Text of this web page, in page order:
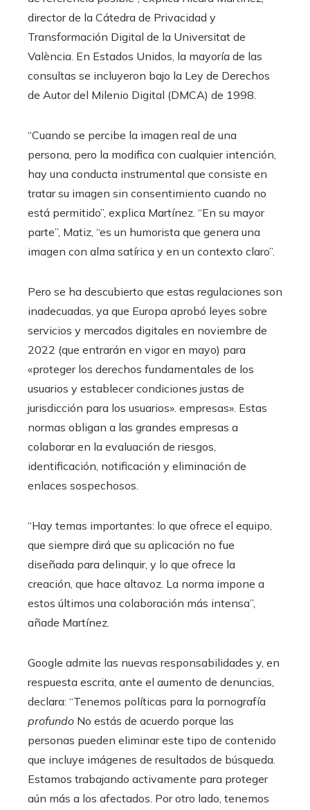
director de la Cátedra de Privacidad y
Transformación Digital de la Universitat de
València. En Estados Unidos, la mayoría de las
consultas se incluyeron bajo la Ley de Derechos
de Autor del Milenio Digital (DMCA) de 1998.
“Cuando se percibe la imagen real de una
persona, pero la modifica con cualquier intención,
hay una conducta instrumental que consiste en
tratar su imagen sin consentimiento cuando no
está permitido”, explica Martínez. “En su mayor
parte”, Matiz, “es un humorista que genera una
imagen con alma satírica y en un contexto claro”.
Pero se ha descubierto que estas regulaciones son
inadecuadas, ya que Europa aprobó leyes sobre
servicios y mercados digitales en noviembre de
2022 (que entrarán en vigor en mayo) para
«proteger los derechos fundamentales de los
usuarios y establecer condiciones justas de
jurisdicción para los usuarios». empresas». Estas
normas obligan a las grandes empresas a
colaborar en la evaluación de riesgos,
identificación, notificación y eliminación de
enlaces sospechosos.
“Hay temas importantes: lo que ofrece el equipo,
que siempre dirá que su aplicación no fue
diseñada para delinquir, y lo que ofrece la
creación, que hace altavoz. La norma impone a
estos últimos una colaboración más intensa”,
añade Martínez.
Google admite las nuevas responsabilidades y, en
respuesta escrita, ante el aumento de denuncias,
declara: “Tenemos políticas para la pornografía
profundo No estás de acuerdo porque las
personas pueden eliminar este tipo de contenido
que incluye imágenes de resultados de búsqueda.
Estamos trabajando activamente para proteger
aún más a los afectados. Por otro lado, tenemos